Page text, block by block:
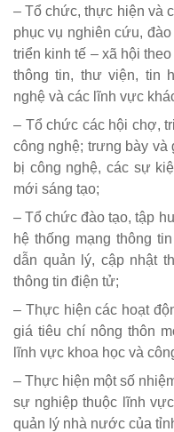
– Tổ chức, thực hiện và
phục vụ nghiên cứu,
triển kinh tế – xã hội
thông tin, thư viện, tin
nghệ và các lĩnh vực
– Tổ chức các hội chợ,
công nghệ; trưng bày và
bị công nghệ, các sự
mới sáng tạo;
– Tổ chức đào tạo, tập
hệ thống mạng thông
dẫn quản lý, cập nhật
thông tin điện tử;
– Thực hiện các hoạt
giá tiêu chí nông thôn
lĩnh vực khoa học và
– Thực hiện một số
sự nghiệp thuộc lĩnh
quản lý nhà nước của